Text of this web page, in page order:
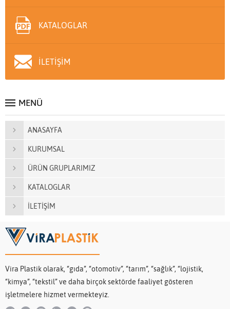
KATALOGLAR
İLETİŞİM
MENÜ
ANASAYFA
KURUMSAL
ÜRÜN GRUPLARIMIZ
KATALOGLAR
İLETİŞİM
Vira Plastik olarak, “gıda”, “otomotiv”, “tarım”, “sağlık”, “lojistik,
“kimya”, “tekstil” ve daha birçok sektörde faaliyet gösteren
işletmelere hizmet vermekteyiz.